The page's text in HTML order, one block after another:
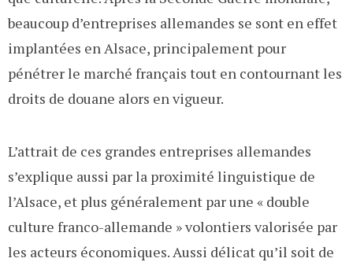
beaucoup d’entreprises allemandes se sont en effet
implantées en Alsace, principalement pour
pénétrer le marché français tout en contournant les
droits de douane alors en vigueur.
L’attrait de ces grandes entreprises allemandes
s’explique aussi par la proximité linguistique de
l’Alsace, et plus généralement par une « double
culture franco-allemande » volontiers valorisée par
les acteurs économiques. Aussi délicat qu’il soit de